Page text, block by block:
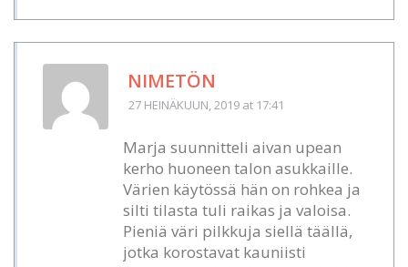
NIMETÖN
27 HEINÄKUUN, 2019 at 17:41
Marja suunnitteli aivan upean
kerho huoneen talon asukkaille.
Värien käytössä hän on rohkea ja
silti tilasta tuli raikas ja valoisa.
Pieniä väri pilkkuja siellä täällä,
jotka korostavat kauniisti